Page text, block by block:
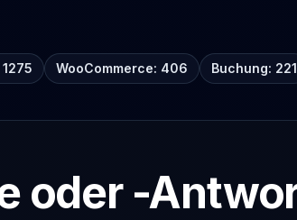
WooCommerce: 406 Buchung: 221
oder -